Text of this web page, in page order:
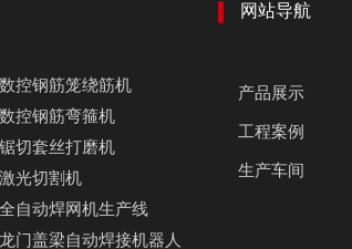
数控钢筋笼绕筋机
数控钢筋弯箍机
锯切套丝打磨机
激光切割机
全自动焊网机生产线
龙门盖梁自动焊接机器人
网站导航
产品展示
工程案例
生产车间